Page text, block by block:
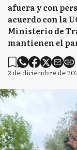
afuera y con
acuerdo con la
Ministerio de
mantienen el
2 de diciembre de